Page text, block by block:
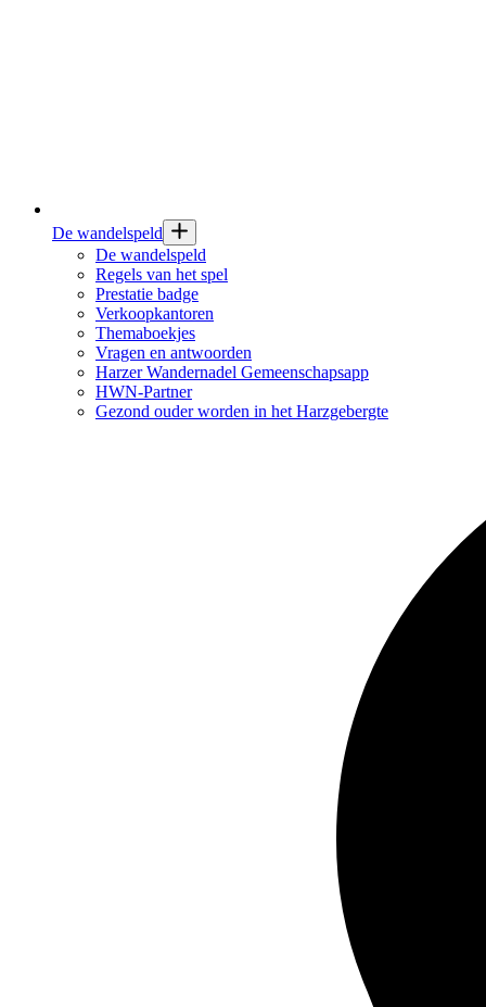
De wandelspeld
De wandelspeld
Regels van het spel
Prestatie badge
Verkoopkantoren
Themaboekjes
Vragen en antwoorden
Harzer Wandernadel Gemeenschapsapp
HWN-Partner
Gezond ouder worden in het Harzgebergte